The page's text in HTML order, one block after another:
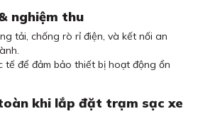
nghiệm thu
tải, chống rò rỉ điện, và kết nối an
tế để đảm bảo thiết bị hoạt động ổn
khi lắp đặt trạm sạc xe